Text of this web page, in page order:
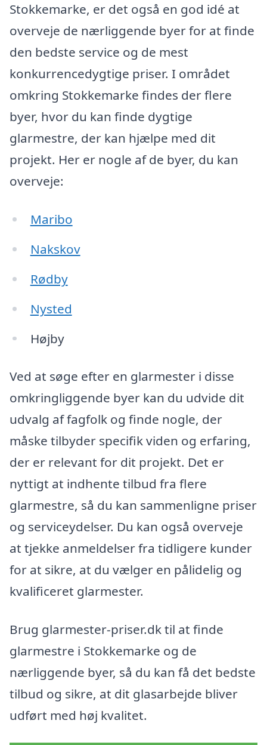
Stokkemarke, er det også en god idé at
overveje de nærliggende byer for at finde
den bedste service og de mest
konkurrencedygtige priser. I området
omkring Stokkemarke findes der flere
byer, hvor du kan finde dygtige
glarmestre, der kan hjælpe med dit
projekt. Her er nogle af de byer, du kan
overveje:
Maribo
Nakskov
Rødby
Nysted
Højby
Ved at søge efter en glarmester i disse
omkringliggende byer kan du udvide dit
udvalg af fagfolk og finde nogle, der
måske tilbyder specifik viden og erfaring,
der er relevant for dit projekt. Det er
nyttigt at indhente tilbud fra flere
glarmestre, så du kan sammenligne priser
og serviceydelser. Du kan også overveje
at tjekke anmeldelser fra tidligere kunder
for at sikre, at du vælger en pålidelig og
kvalificeret glarmester.
Brug glarmester-priser.dk til at finde
glarmestre i Stokkemarke og de
nærliggende byer, så du kan få det bedste
tilbud og sikre, at dit glasarbejde bliver
udført med høj kvalitet.